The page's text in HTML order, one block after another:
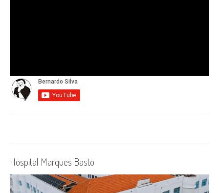
Hospital Marques Basto